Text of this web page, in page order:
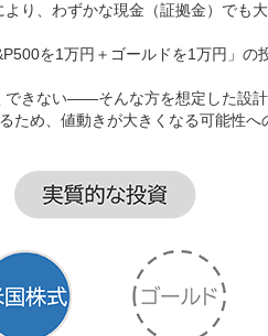
り、わずかな現金（証拠金）でも
を1万円＋ゴールドを1万円」の
できない――そんな方を想定した設
ため、値動きが大きくなる可能性へ